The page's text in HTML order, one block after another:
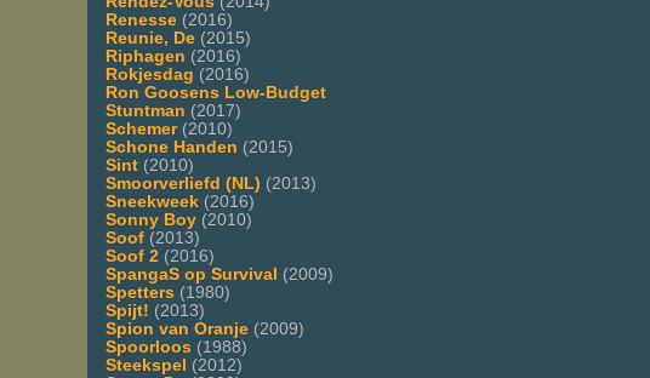
Renesse (2016)
Reunie, De (2015)
Riphagen (2016)
Rokjesdag (2016)
Ron Goosens Low-Budget
Stuntman (2017)
Schemer(2010)
Schone Handen (2015)
Sint (2010)
Smoorverliefd (NL) (2013)
Sneekweek (2016)
Sonny Boy (2010)
Soof (2013)
Soof 2 (2016)
SpangaS op Survival (2009)
Spetters (1980)
Spijt! (2013)
Spion van Oranje (2009)
Spoorloos (1988)
Steekspel (2012)